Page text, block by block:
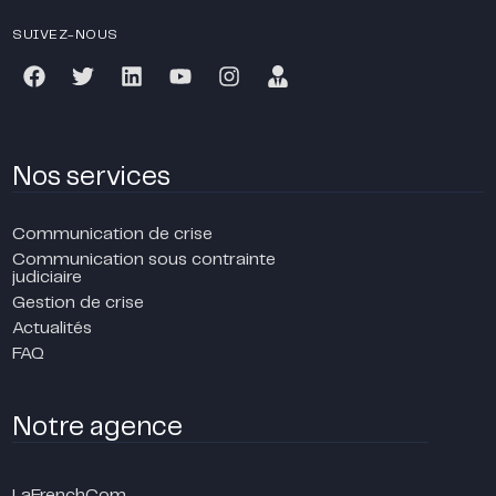
SUIVEZ-NOUS
Nos services
Communication de crise
Communication sous contrainte
judiciaire
Gestion de crise
Actualités
FAQ
Notre agence